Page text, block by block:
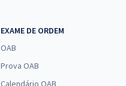
EXAME DE ORDEM
OAB
Prova OAB
Calendário OAB